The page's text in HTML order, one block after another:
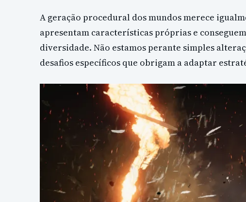
A geração procedural dos mundos merece
apresentam características próprias e
diversidade. Não estamos perante simples
desafios específicos que obrigam a adaptar